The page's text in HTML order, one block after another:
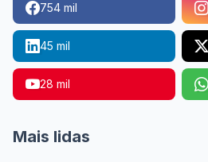
754 mil
45 mil
28 mil
Mais lidas